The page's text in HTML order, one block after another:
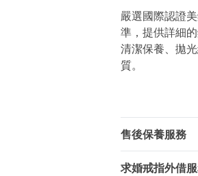
嚴選國際認證
準，提供詳細
清潔保養、拋
質。
售後保養服務
求婚戒指外借